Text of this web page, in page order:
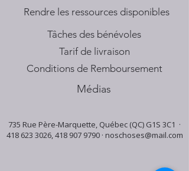
​Rendre les ressources disponibles
Tâches des bénévoles
Tarif de livraison
Conditions de Remboursement
Médias
735 Rue Père-Marquette, Québec (QC) G1S 3C1 ·
418 623 3026,418 907 9790· noschoses@mail.com